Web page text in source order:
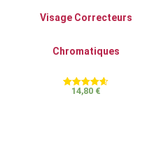
Visage Correcteurs
Chromatiques
Note
14,80 €